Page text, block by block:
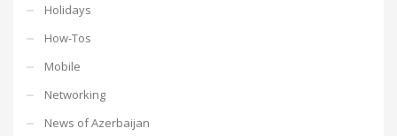
Holidays
How-Tos
Mobile
Networking
News of Azerbaijan